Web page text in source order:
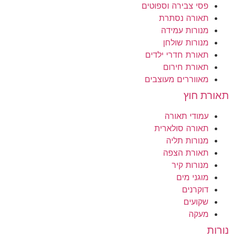
פסי צבירה וספוטים
תאורה נסתרת
מנורות עמידה
מנורות שולחן
תאורת חדרי ילדים
תאורת חירום
מאווררים מעוצבים
תאורת חוץ
עמודי תאורה
תאורה סולארית
מנורות תליה
תאורת הצפה
מנורות קיר
מוגני מים
דוקרנים
שקועים
מעקה
נורות